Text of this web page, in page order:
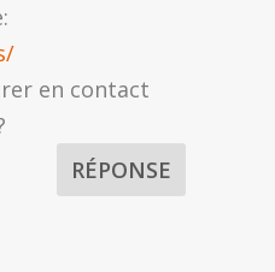
en contact
RÉPONSE